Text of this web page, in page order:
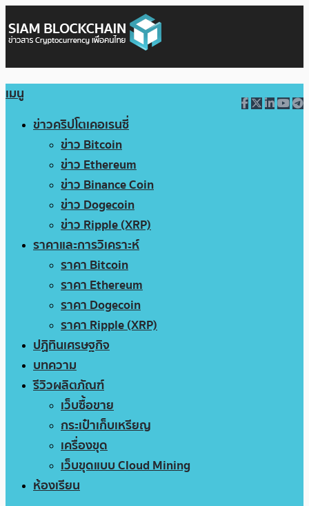
เมนู
ข่าวคริปโตเคอเรนซี่
ข่าว Bitcoin
ข่าว Ethereum
ข่าว Binance Coin
ข่าว Dogecoin
ข่าว Ripple (XRP)
ราคาและการวิเคราะห์
ราคา Bitcoin
ราคา Ethereum
ราคา Dogecoin
ราคา Ripple (XRP)
ปฏิทินเศรษฐกิจ
บทความ
รีวิวผลิตภัณฑ์
เว็บซื้อขาย
กระเป๋าเก็บเหรียญ
เครื่องขุด
เว็บขุดแบบ Cloud Mining
ห้องเรียน